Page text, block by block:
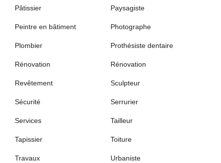
Pâtissier Paysagiste
Peintre en bâtiment Photographe
Plombier Prothésiste dentaire
Rénovation Rénovation
Revêtement Sculpteur
Sécurité Serrurier
Services Tailleur
Tapissier Toiture
Travaux Urbaniste